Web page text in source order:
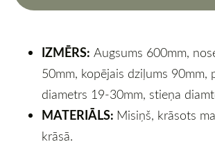
IZMĒRS: Augsums 600mm,
50mm, kopējais dziļums 90mm,
diametrs 19-30mm, stieņa
MATERIĀLS: Misiņš, krāsots
krāsā.